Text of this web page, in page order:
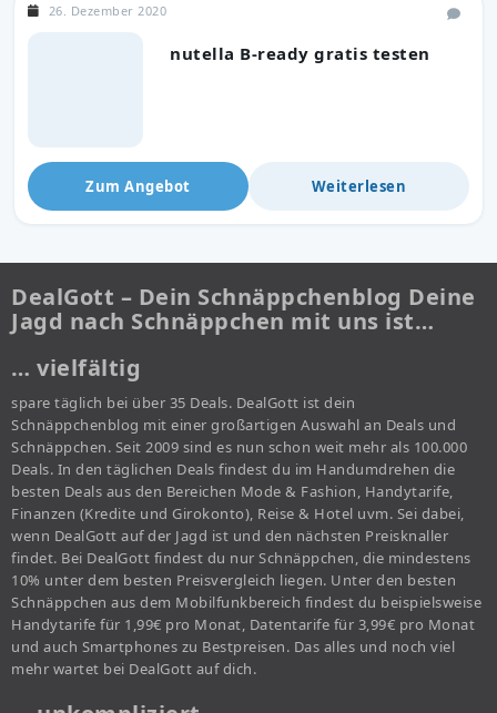
nutella B-ready gratis testen
26. Dezember 2020
Zum Angebot Weiterlesen
DealGott – Dein Schnäppchenblog Deine
Jagd nach Schnäppchen mit uns ist…
… vielfältig
spare täglich bei über 35 Deals. DealGott ist dein
Schnäppchenblog mit einer großartigen Auswahl an Deals und
Schnäppchen. Seit 2009 sind es nun schon weit mehr als 100.000
Deals. In den täglichen Deals findest du im Handumdrehen die
besten Deals aus den Bereichen Mode & Fashion, Handytarife,
Finanzen (Kredite und Girokonto), Reise & Hotel uvm. Sei dabei,
wenn DealGott auf der Jagd ist und den nächsten Preisknaller
findet. Bei DealGott findest du nur Schnäppchen, die mindestens
10% unter dem besten Preisvergleich liegen. Unter den besten
Schnäppchen aus dem Mobilfunkbereich findest du beispielsweise
Handytarife für 1,99€ pro Monat, Datentarife für 3,99€ pro Monat
und auch Smartphones zu Bestpreisen. Das alles und noch viel
mehr wartet bei DealGott auf dich.